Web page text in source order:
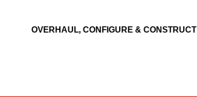
OVERHAUL, CONFIGURE & CONSTRUCT